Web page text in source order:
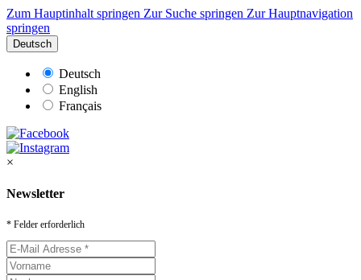
Zum Hauptinhalt springen Zur Suche springen Zur Hauptnavigation
springen
Deutsch
Deutsch
English
Français
×
Newsletter
* Felder erforderlich